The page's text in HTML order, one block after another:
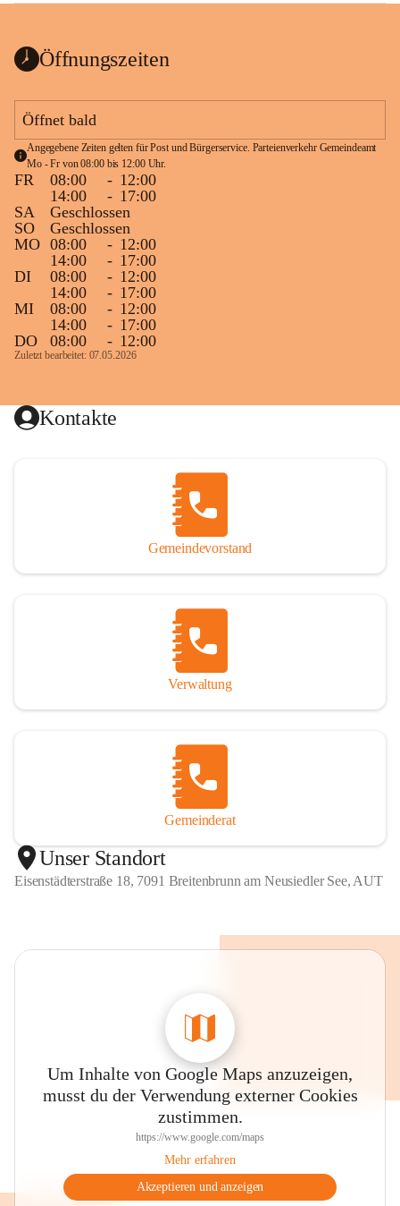
Öffnungszeiten
Öffnet bald
Angegebene Zeiten gelten für Post und Bürgerservice. Parteienverkehr Gemeindeamt
Mo - Fr von 08:00 bis 12:00 Uhr.
FR 08:00 - 12:00
14:00
- 17:00
SA
Geschlossen
SO
Geschlossen
MO 08:00 - 12:00
14:00
- 17:00
DI
08:00 - 12:00
14:00
- 17:00
MI
08:00 - 12:00
14:00
- 17:00
DO
08:00 - 12:00
Zuletzt bearbeitet: 07.05.2026
Kontakte
Gemeindevorstand
Verwaltung
Gemeinderat
Unser Standort
Eisenstädterstraße 18, 7091 Breitenbrunn am Neusiedler See, AUT
Um Inhalte von Google Maps anzuzeigen,
musst du der Verwendung externer Cookies
zustimmen.
https://www.google.com/maps
Mehr erfahren
Akzeptieren und anzeigen